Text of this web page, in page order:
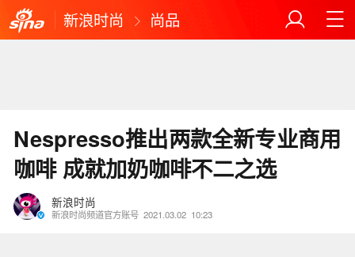
新浪时尚 尚品
Nespresso推出两款全新专业商用
咖啡 成就加奶咖啡不二之选
新浪时尚
新浪时尚频道官方账号 2021.03.02 10:23